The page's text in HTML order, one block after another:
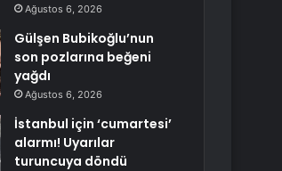
Ağustos 6, 2026
Gülşen Bubikoğlu’nun
son pozlarına beğeni
yağdı
Ağustos 6, 2026
İstanbul için ‘cumartesi’
alarmı! Uyarılar
turuncuya döndü